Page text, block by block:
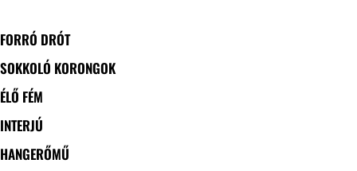
FORRÓ DRÓT
SOKKOLÓ KORONGOK
ÉLŐ FÉM
INTERJÚ
HANGERŐMŰ